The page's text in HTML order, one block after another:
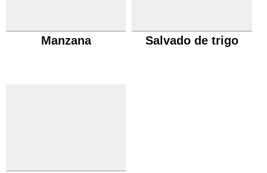
Manzana Salvado de trigo